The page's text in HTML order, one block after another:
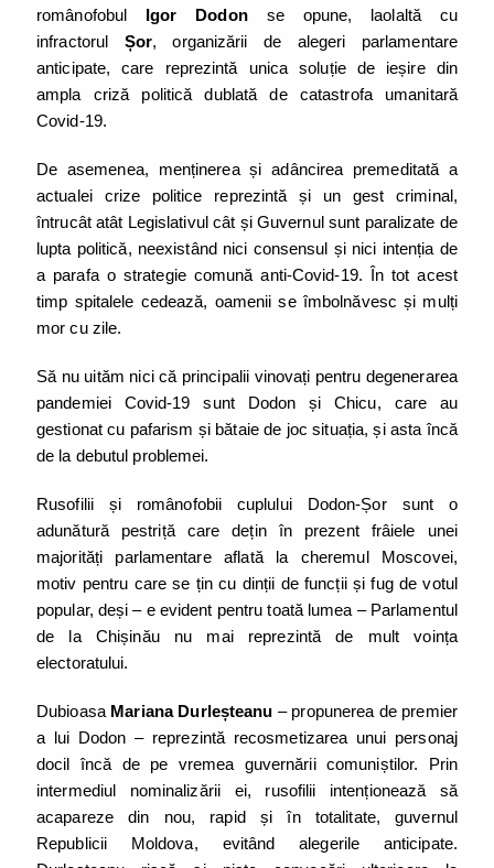
românofobul Igor Dodonse opune, laolaltă cu
infractorul Șor, organizării de alegeri parlamentare
anticipate, care reprezintă unica soluție de ieșire din
ampla criză politică dublată de catastrofa umanitară
Covid-19.
De asemenea, menținerea și adâncirea premeditată a
actualei crize politice reprezintă și un gest criminal,
întrucât atât Legislativul cât și Guvernul sunt paralizate de
lupta politică, neexistând nici consensul și nici intenția de
a parafa o strategie comună anti-Covid-19. În tot acest
timp spitalele cedează, oamenii se îmbolnăvesc și mulți
mor cu zile.
Să nu uităm nici că principalii vinovați pentru degenerarea
pandemiei Covid-19 sunt Dodon și Chicu, care au
gestionat cu pafarism și bătaie de joc situația, și asta încă
de la debutul problemei.
Rusofilii și românofobii cuplului Dodon-Șor sunt o
adunătură pestriță care dețin în prezent frâiele unei
majorități parlamentare aflată la cheremul Moscovei,
motiv pentru care se țin cu dinții de funcții și fug de votul
popular, deși – e evident pentru toată lumea – Parlamentul
de la Chișinău nu mai reprezintă de mult voința
electoratului.
DubioasaMariana Durleșteanu – propunerea de premier
a lui Dodon – reprezintă recosmetizarea unui personaj
docil încă de pe vremea guvernării comuniștilor. Prin
intermediul nominalizării ei, rusofilii intenționează să
acapareze din nou, rapid și în totalitate, guvernul
Republicii Moldova, evitând alegerile anticipate.